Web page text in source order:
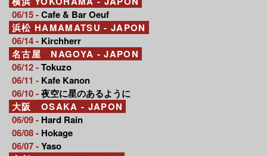
06/15 -Cafe & Bar Oeuf
浜松 HAMAMATSU - JAPON
06/14 - Kirchherr
名古屋 NAGOYA - JAPON
06/12 -Tokuzo
06/11 - Kafe Kanon
06/10 -夜空に星のあるように
大阪 OSAKA - JAPON
06/09 - Hard Rain
06/08 - Hokage
06/07 -Yaso